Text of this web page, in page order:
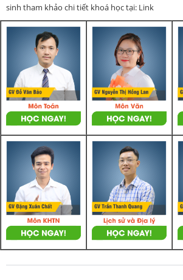
sinh tham khảo chi tiết khoá học tại: Link